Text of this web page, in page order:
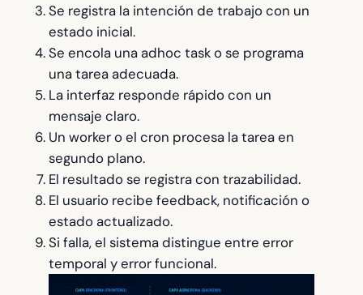
Se registra la intención de trabajo con un
estado inicial.
Se encola una adhoc task o se programa
una tarea adecuada.
La interfaz responde rápido con un
mensaje claro.
Un worker o el cron procesa la tarea en
segundo plano.
El resultado se registra con trazabilidad.
El usuario recibe feedback, notificación o
estado actualizado.
Si falla, el sistema distingue entre error
temporal y error funcional.